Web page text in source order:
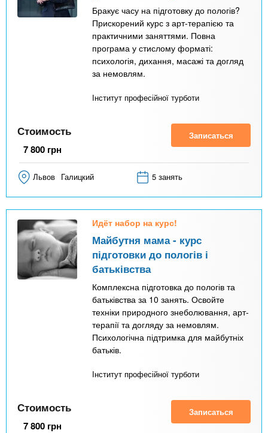
Бракує часу на підготовку до пологів?
Прискорений курс з арт-терапією та
практичними заняттями. Повна
програма у стислому форматі:
психологія, дихання, масажі та догляд
за немовлям.
Інститут професійної турботи
Стоимость
7 800 грн
Записаться
Львов Галицкий 5 занять
Идёт набор на курс!
Майбутня мама - курс
підготовки до пологів і
батьківства
Комплексна підготовка до пологів та
батьківства за 10 занять. Освойте
техніки природного знеболювання, арт-
терапії та догляду за немовлям.
Психологічна підтримка для майбутніх
батьків.
Інститут професійної турботи
Стоимость
7 800 грн
Записаться